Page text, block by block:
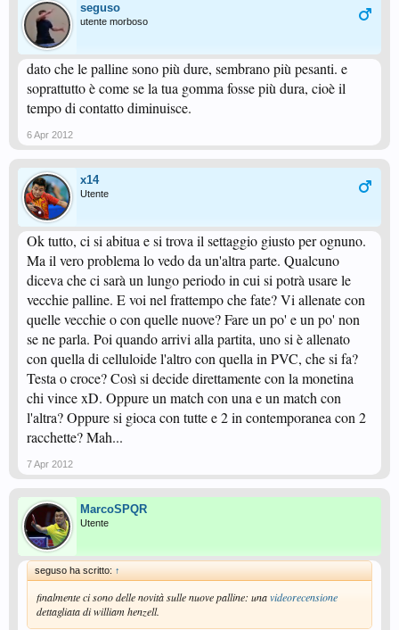
seguso
utente morboso
dato che le palline sono più dure, sembrano più pesanti. e
soprattutto è come se la tua gomma fosse più dura, cioè il
tempo di contatto diminuisce.
6 Apr 2012
x14
Utente
Ok tutto, ci si abitua e si trova il settaggio giusto per ognuno.
Ma il vero problema lo vedo da un'altra parte. Qualcuno
diceva che ci sarà un lungo periodo in cui si potrà usare le
vecchie palline. E voi nel frattempo che fate? Vi allenate con
quelle vecchie o con quelle nuove? Fare un po' e un po' non
se ne parla. Poi quando arrivi alla partita, uno si è allenato
con quella di celluloide l'altro con quella in PVC, che si fa?
Testa o croce? Così si decide direttamente con la monetina
chi vince xD. Oppure un match con una e un match con
l'altra? Oppure si gioca con tutte e 2 in contemporanea con 2
racchette? Mah...
7 Apr 2012
MarcoSPQR
Utente
seguso ha scritto: ↑
finalmente ci sono delle novità sulle nuove palline: unavideorecensione
dettagliata di william henzell.